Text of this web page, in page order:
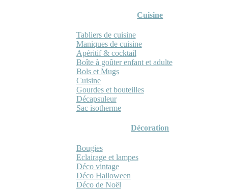
Cuisine
Tabliers de cuisine
Maniques de cuisine
Apéritif & cocktail
Boîte à goûter enfant et adulte
Bols et Mugs
Cuisine
Gourdes et bouteilles
Décapsuleur
Sac isotherme
Décoration
Bougies
Eclairage et lampes
Déco vintage
Déco Halloween
Déco de Noël